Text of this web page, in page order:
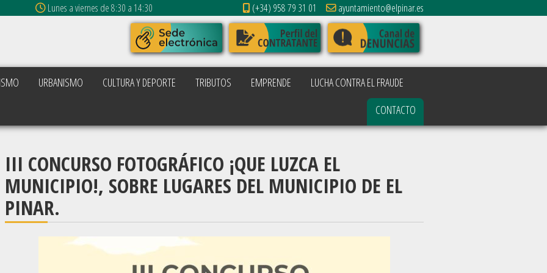
Lunes a viernes de 8:30 a 14:30 (+34) 958 79 31 01 ayuntamiento@elpinar.es
URBANISMO CULTURA Y DEPORTE TRIBUTOS EMPRENDE
LUCHA CONTRA EL FRAUDE
CONTACTO
III CONCURSO FOTOGRÁFICO ¡QUE LUZCA EL
MUNICIPIO!, SOBRE LUGARES DEL MUNICIPIO DE EL
PINAR.